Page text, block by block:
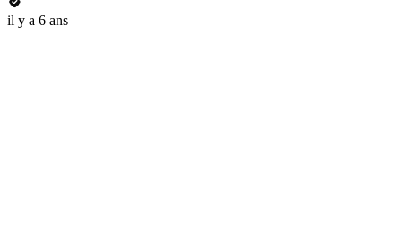
il y a 6 ans